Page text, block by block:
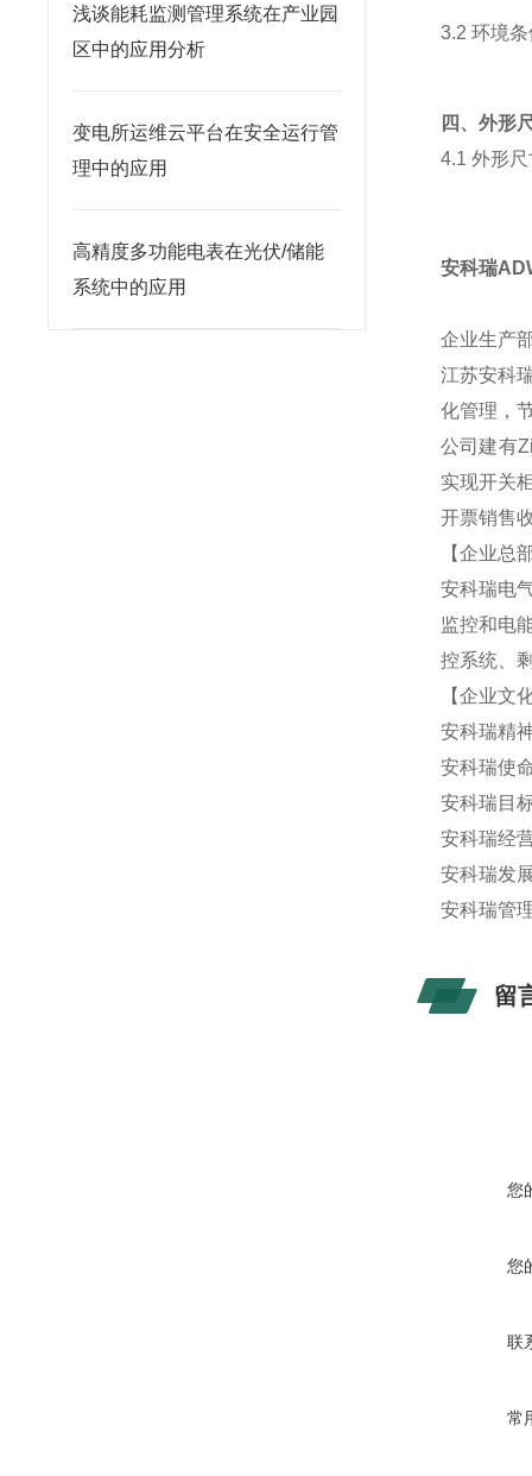
3.2 环境
四、外形
4.1 外形
安科瑞
企业生产
江苏安科
化管理，
公司建有
实现开关
开票销售
【企业总
安科瑞电
监控和电
控系统、
【企业文
安科瑞精
安科瑞使
安科瑞目
安科瑞经
安科瑞发
安科瑞管
留
您
您
联
常
浅谈能耗监测管理系统在产业园
区中的应用分析
变电所运维云平台在安全运行管
理中的应用
高精度多功能电表在光伏/储能
系统中的应用